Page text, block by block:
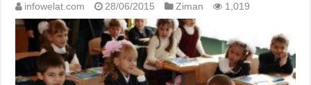
infowelat.com 28/06/2015 Ziman 1,019